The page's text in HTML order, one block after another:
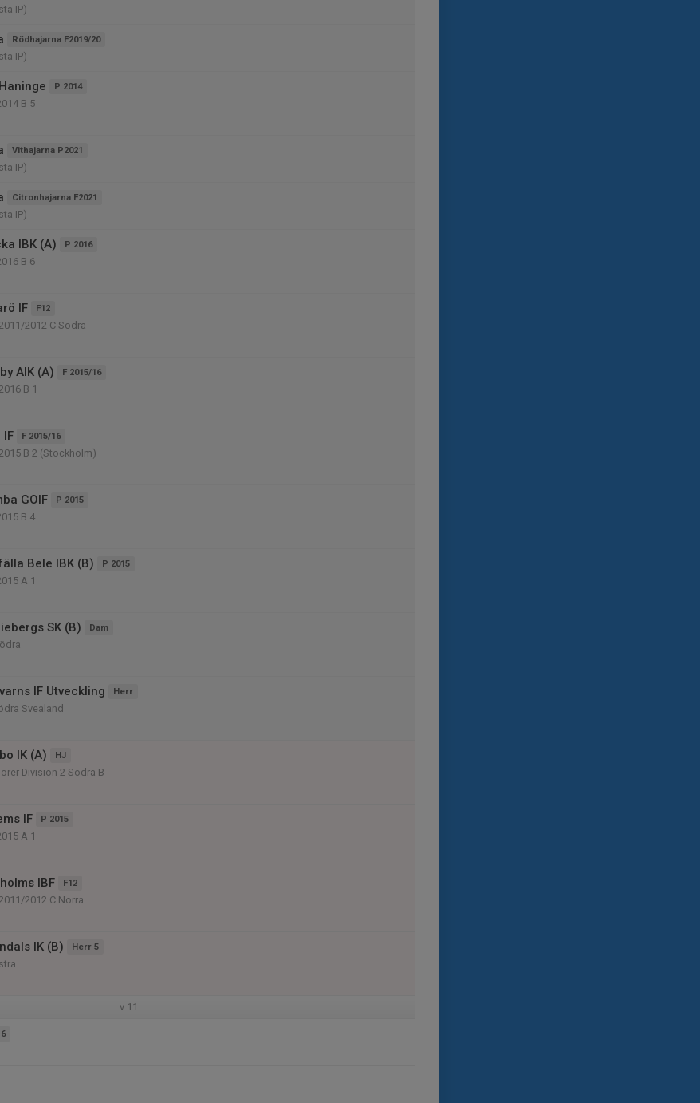
IP)
Rödhajarna F2019/20
IP)
P 2014
B 5
Vithajarna P2021
IP)
Citronhajarna F2021
IP)
IBK (A) P 2016
B 6
IF F12
2012 C Södra
AIK (A) F 2015/16
B 1
IF F 2015/16
B 2 (Stockholm)
GOIF P 2015
B 4
Bele IBK (B) P 2015
A 1
SK (B) Dam
IF Utveckling Herr
Svealand
IK (A) HJ
Division 2 Södra B
IF P 2015
A 1
IBF F12
2012 C Norra
IK (B) Herr 5
v.11